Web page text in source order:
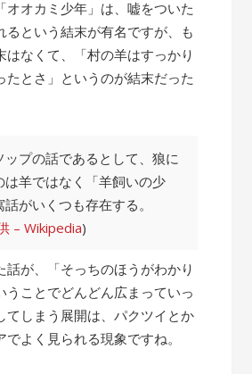
オオカミ少年」は、嘘をついた
るという結末が有名ですが、も
はなくて、「村の羊はすっかり
たとさ」というのが結末だった
ップの話であるとして、狼に
は羊ではなく「羊飼いの少
がいくつも存在する。
– Wikipedia)
話が、「そっちのほうがわかり
うことでどんどん広まっていっ
てしまう展開は、パクツイとか
よく見られる現象ですね。